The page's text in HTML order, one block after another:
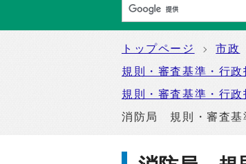
トップページ 市政
規則・審査基準・行
規則・審査基準・行
消防局 規則・審査基